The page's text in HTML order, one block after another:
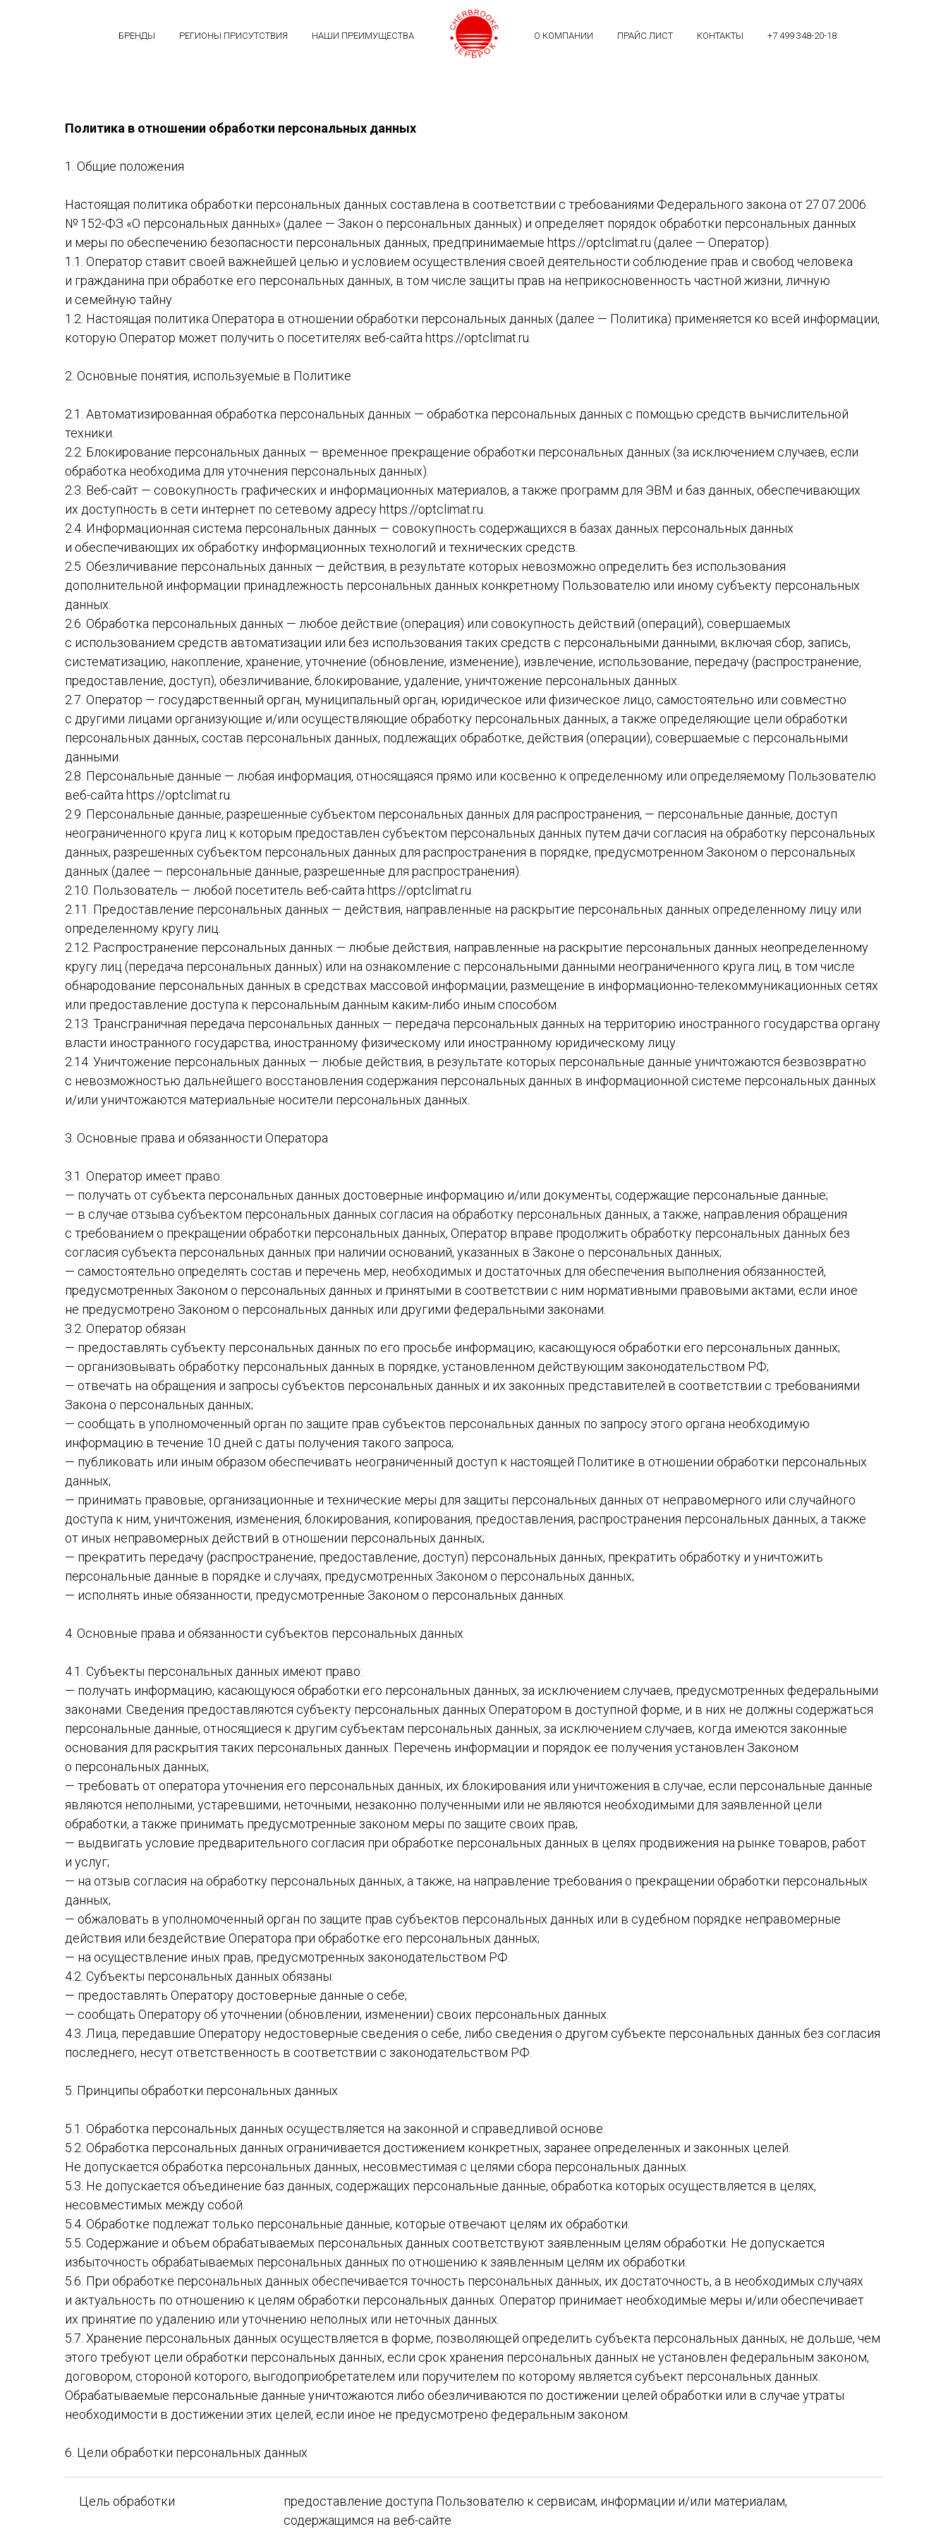
БРЕНДЫ РЕГИОНЫ ПРИСУТСТВИЯ НАШИ ПРЕИМУЩЕСТВА О КОМПАНИИ ПРАЙС ЛИСТ КОНТАКТЫ +7 499 348-20-18
Политика в отношении обработки персональных данных
1. Общие положения
Настоящая политика обработки персональных данных составлена в соответствии с требованиями Федерального закона от 27.07.2006.
№ 152-ФЗ «О персональных данных» (далее — Закон о персональных данных) и определяет порядок обработки персональных данных
и меры по обеспечению безопасности персональных данных, предпринимаемые https://optclimat.ru (далее — Оператор).
1.1. Оператор ставит своей важнейшей целью и условием осуществления своей деятельности соблюдение прав и свобод человека
и гражданина при обработке его персональных данных, в том числе защиты прав на неприкосновенность частной жизни, личную
и семейную тайну.
1.2. Настоящая политика Оператора в отношении обработки персональных данных (далее — Политика) применяется ко всей информации,
которую Оператор может получить о посетителях веб-сайта https://optclimat.ru.
2. Основные понятия, используемые в Политике
2.1. Автоматизированная обработка персональных данных — обработка персональных данных с помощью средств вычислительной
техники.
2.2. Блокирование персональных данных — временное прекращение обработки персональных данных (за исключением случаев, если
обработка необходима для уточнения персональных данных).
2.3. Веб-сайт — совокупность графических и информационных материалов, а также программ для ЭВМ и баз данных, обеспечивающих
их доступность в сети интернет по сетевому адресу https://optclimat.ru.
2.4. Информационная система персональных данных — совокупность содержащихся в базах данных персональных данных
и обеспечивающих их обработку информационных технологий и технических средств.
2.5. Обезличивание персональных данных — действия, в результате которых невозможно определить без использования
дополнительной информации принадлежность персональных данных конкретному Пользователю или иному субъекту персональных
данных.
2.6. Обработка персональных данных — любое действие (операция) или совокупность действий (операций), совершаемых
с использованием средств автоматизации или без использования таких средств с персональными данными, включая сбор, запись,
систематизацию, накопление, хранение, уточнение (обновление, изменение), извлечение, использование, передачу (распространение,
предоставление, доступ), обезличивание, блокирование, удаление, уничтожение персональных данных.
2.7. Оператор — государственный орган, муниципальный орган, юридическое или физическое лицо, самостоятельно или совместно
с другими лицами организующие и/или осуществляющие обработку персональных данных, а также определяющие цели обработки
персональных данных, состав персональных данных, подлежащих обработке, действия (операции), совершаемые с персональными
данными.
2.8. Персональные данные — любая информация, относящаяся прямо или косвенно к определенному или определяемому Пользователю
веб-сайта https://optclimat.ru.
2.9. Персональные данные, разрешенные субъектом персональных данных для распространения, — персональные данные, доступ
неограниченного круга лиц к которым предоставлен субъектом персональных данных путем дачи согласия на обработку персональных
данных, разрешенных субъектом персональных данных для распространения в порядке, предусмотренном Законом о персональных
данных (далее — персональные данные, разрешенные для распространения).
2.10. Пользователь — любой посетитель веб-сайта https://optclimat.ru.
2.11. Предоставление персональных данных — действия, направленные на раскрытие персональных данных определенному лицу или
определенному кругу лиц.
2.12. Распространение персональных данных — любые действия, направленные на раскрытие персональных данных неопределенному
кругу лиц (передача персональных данных) или на ознакомление с персональными данными неограниченного круга лиц, в том числе
обнародование персональных данных в средствах массовой информации, размещение в информационно-телекоммуникационных сетях
или предоставление доступа к персональным данным каким-либо иным способом.
2.13. Трансграничная передача персональных данных — передача персональных данных на территорию иностранного государства органу
власти иностранного государства, иностранному физическому или иностранному юридическому лицу.
2.14. Уничтожение персональных данных — любые действия, в результате которых персональные данные уничтожаются безвозвратно
с невозможностью дальнейшего восстановления содержания персональных данных в информационной системе персональных данных
и/или уничтожаются материальные носители персональных данных.
3. Основные права и обязанности Оператора
3.1. Оператор имеет право:
— получать от субъекта персональных данных достоверные информацию и/или документы, содержащие персональные данные;
— в случае отзыва субъектом персональных данных согласия на обработку персональных данных, а также, направления обращения
с требованием о прекращении обработки персональных данных, Оператор вправе продолжить обработку персональных данных без
согласия субъекта персональных данных при наличии оснований, указанных в Законе о персональных данных;
— самостоятельно определять состав и перечень мер, необходимых и достаточных для обеспечения выполнения обязанностей,
предусмотренных Законом о персональных данных и принятыми в соответствии с ним нормативными правовыми актами, если иное
не предусмотрено Законом о персональных данных или другими федеральными законами.
3.2. Оператор обязан:
— предоставлять субъекту персональных данных по его просьбе информацию, касающуюся обработки его персональных данных;
— организовывать обработку персональных данных в порядке, установленном действующим законодательством РФ;
— отвечать на обращения и запросы субъектов персональных данных и их законных представителей в соответствии с требованиями
Закона о персональных данных;
— сообщать в уполномоченный орган по защите прав субъектов персональных данных по запросу этого органа необходимую
информацию в течение 10 дней с даты получения такого запроса;
— публиковать или иным образом обеспечивать неограниченный доступ к настоящей Политике в отношении обработки персональных
данных;
— принимать правовые, организационные и технические меры для защиты персональных данных от неправомерного или случайного
доступа к ним, уничтожения, изменения, блокирования, копирования, предоставления, распространения персональных данных, а также
от иных неправомерных действий в отношении персональных данных;
— прекратить передачу (распространение, предоставление, доступ) персональных данных, прекратить обработку и уничтожить
персональные данные в порядке и случаях, предусмотренных Законом о персональных данных;
— исполнять иные обязанности, предусмотренные Законом о персональных данных.
4. Основные права и обязанности субъектов персональных данных
4.1. Субъекты персональных данных имеют право:
— получать информацию, касающуюся обработки его персональных данных, за исключением случаев, предусмотренных федеральными
законами. Сведения предоставляются субъекту персональных данных Оператором в доступной форме, и в них не должны содержаться
персональные данные, относящиеся к другим субъектам персональных данных, за исключением случаев, когда имеются законные
основания для раскрытия таких персональных данных. Перечень информации и порядок ее получения установлен Законом
о персональных данных;
— требовать от оператора уточнения его персональных данных, их блокирования или уничтожения в случае, если персональные данные
являются неполными, устаревшими, неточными, незаконно полученными или не являются необходимыми для заявленной цели
обработки, а также принимать предусмотренные законом меры по защите своих прав;
— выдвигать условие предварительного согласия при обработке персональных данных в целях продвижения на рынке товаров, работ
и услуг;
— на отзыв согласия на обработку персональных данных, а также, на направление требования о прекращении обработки персональных
данных;
— обжаловать в уполномоченный орган по защите прав субъектов персональных данных или в судебном порядке неправомерные
действия или бездействие Оператора при обработке его персональных данных;
— на осуществление иных прав, предусмотренных законодательством РФ.
4.2. Субъекты персональных данных обязаны:
— предоставлять Оператору достоверные данные о себе;
— сообщать Оператору об уточнении (обновлении, изменении) своих персональных данных.
4.3. Лица, передавшие Оператору недостоверные сведения о себе, либо сведения о другом субъекте персональных данных без согласия
последнего, несут ответственность в соответствии с законодательством РФ.
5. Принципы обработки персональных данных
5.1. Обработка персональных данных осуществляется на законной и справедливой основе.
5.2. Обработка персональных данных ограничивается достижением конкретных, заранее определенных и законных целей.
Не допускается обработка персональных данных, несовместимая с целями сбора персональных данных.
5.3. Не допускается объединение баз данных, содержащих персональные данные, обработка которых осуществляется в целях,
несовместимых между собой.
5.4. Обработке подлежат только персональные данные, которые отвечают целям их обработки.
5.5. Содержание и объем обрабатываемых персональных данных соответствуют заявленным целям обработки. Не допускается
избыточность обрабатываемых персональных данных по отношению к заявленным целям их обработки.
5.6. При обработке персональных данных обеспечивается точность персональных данных, их достаточность, а в необходимых случаях
и актуальность по отношению к целям обработки персональных данных. Оператор принимает необходимые меры и/или обеспечивает
их принятие по удалению или уточнению неполных или неточных данных.
5.7. Хранение персональных данных осуществляется в форме, позволяющей определить субъекта персональных данных, не дольше, чем
этого требуют цели обработки персональных данных, если срок хранения персональных данных не установлен федеральным законом,
договором, стороной которого, выгодоприобретателем или поручителем по которому является субъект персональных данных.
Обрабатываемые персональные данные уничтожаются либо обезличиваются по достижении целей обработки или в случае утраты
необходимости в достижении этих целей, если иное не предусмотрено федеральным законом.
6. Цели обработки персональных данных
Цель обработки
предоставление доступа Пользователю к сервисам, информации и/или материалам,
содержащимся на веб-сайте